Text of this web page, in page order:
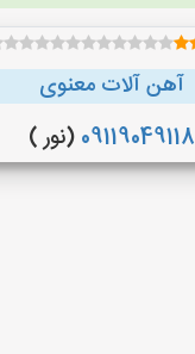
آهن آلات معنوی
09119049118 (نور )